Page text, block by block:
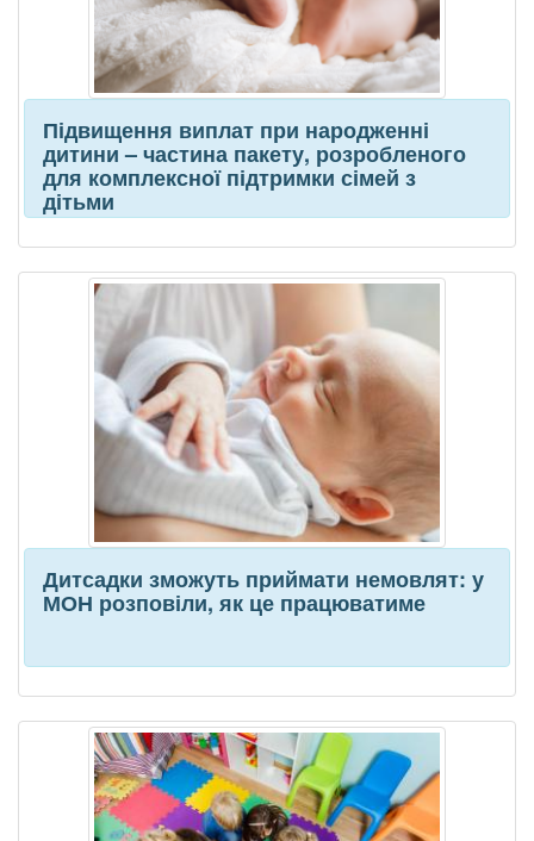
Підвищення виплат при народженні
дитини – частина пакету, розробленого
для комплексної підтримки сімей з
дітьми
Дитсадки зможуть приймати немовлят: у
МОН розповіли, як це працюватиме